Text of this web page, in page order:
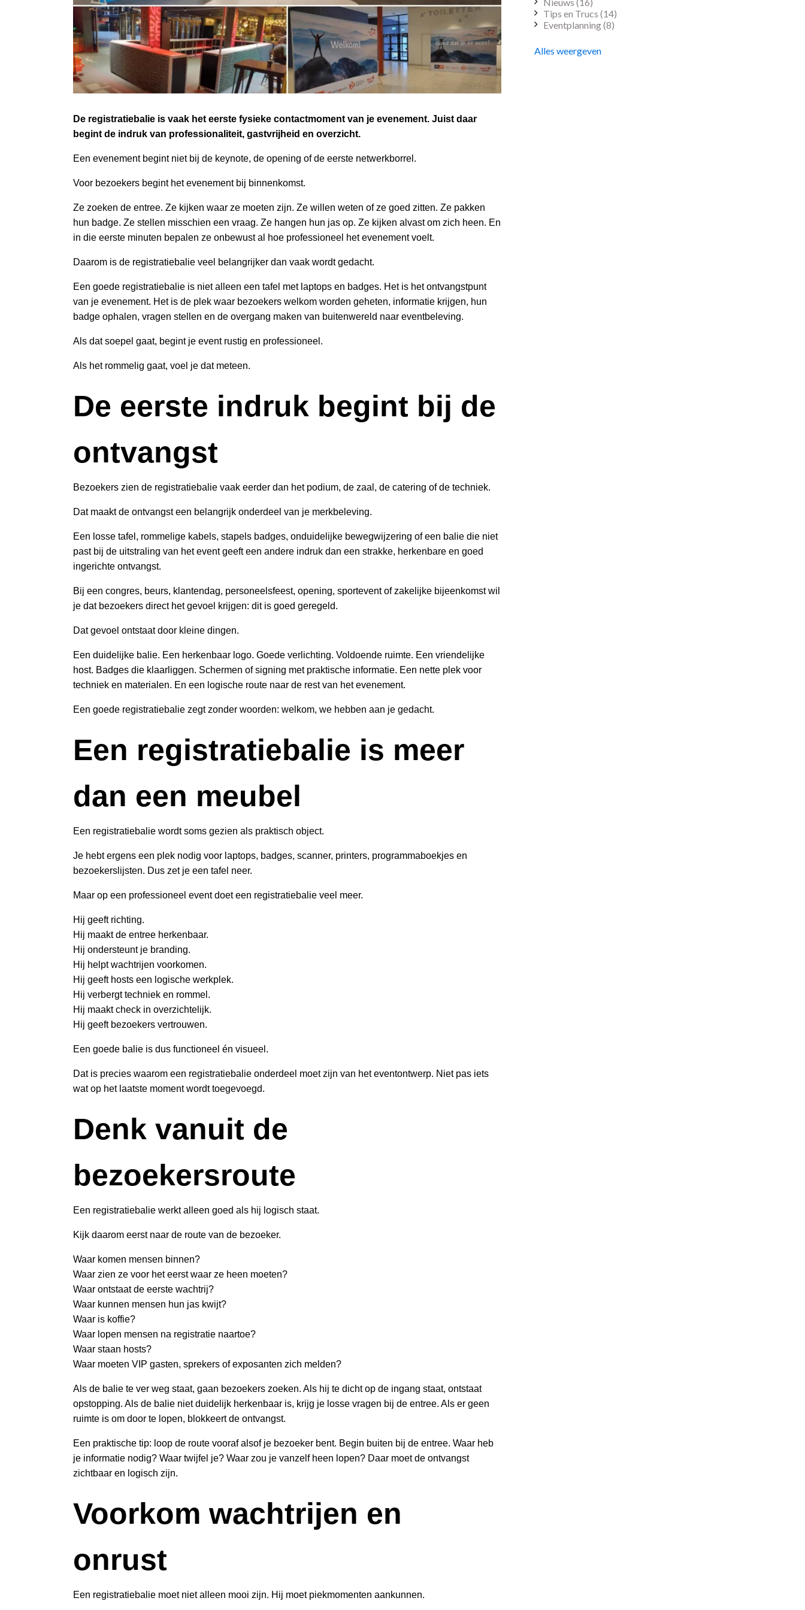
De registratiebalie is vaak het eerste fysieke contactmoment van je evenement. Juist daar
begint de indruk van professionaliteit, gastvrijheid en overzicht.
Een evenement begint niet bij de keynote, de opening of de eerste netwerkborrel.
Voor bezoekers begint het evenement bij binnenkomst.
Ze zoeken de entree. Ze kijken waar ze moeten zijn. Ze willen weten of ze goed zitten. Ze pakken
hun badge. Ze stellen misschien een vraag. Ze hangen hun jas op. Ze kijken alvast om zich heen. En
in die eerste minuten bepalen ze onbewust al hoe professioneel het evenement voelt.
Daarom is de registratiebalie veel belangrijker dan vaak wordt gedacht.
Een goede registratiebalie is niet alleen een tafel met laptops en badges. Het is het ontvangstpunt
van je evenement. Het is de plek waar bezoekers welkom worden geheten, informatie krijgen, hun
badge ophalen, vragen stellen en de overgang maken van buitenwereld naar eventbeleving.
Als dat soepel gaat, begint je event rustig en professioneel.
Als het rommelig gaat, voel je dat meteen.
De eerste indruk begint bij de
ontvangst
Bezoekers zien de registratiebalie vaak eerder dan het podium, de zaal, de catering of de techniek.
Dat maakt de ontvangst een belangrijk onderdeel van je merkbeleving.
Een losse tafel, rommelige kabels, stapels badges, onduidelijke bewegwijzering of een balie die niet
past bij de uitstraling van het event geeft een andere indruk dan een strakke, herkenbare en goed
ingerichte ontvangst.
Bij een congres, beurs, klantendag, personeelsfeest, opening, sportevent of zakelijke bijeenkomst wil
je dat bezoekers direct het gevoel krijgen: dit is goed geregeld.
Dat gevoel ontstaat door kleine dingen.
Een duidelijke balie. Een herkenbaar logo. Goede verlichting. Voldoende ruimte. Een vriendelijke
host. Badges die klaarliggen. Schermen of signing met praktische informatie. Een nette plek voor
techniek en materialen. En een logische route naar de rest van het evenement.
Een goede registratiebalie zegt zonder woorden: welkom, we hebben aan je gedacht.
Een registratiebalie is meer
dan een meubel
Een registratiebalie wordt soms gezien als praktisch object.
Je hebt ergens een plek nodig voor laptops, badges, scanner, printers, programmaboekjes en
bezoekerslijsten. Dus zet je een tafel neer.
Maar op een professioneel event doet een registratiebalie veel meer.
Hij geeft richting.
Hij maakt de entree herkenbaar.
Hij ondersteunt je branding.
Hij helpt wachtrijen voorkomen.
Hij geeft hosts een logische werkplek.
Hij verbergt techniek en rommel.
Hij maakt check in overzichtelijk.
Hij geeft bezoekers vertrouwen.
Een goede balie is dus functioneel én visueel.
Dat is precies waarom een registratiebalie onderdeel moet zijn van het eventontwerp. Niet pas iets
wat op het laatste moment wordt toegevoegd.
Denk vanuit de
bezoekersroute
Een registratiebalie werkt alleen goed als hij logisch staat.
Kijk daarom eerst naar de route van de bezoeker.
Waar komen mensen binnen?
Waar zien ze voor het eerst waar ze heen moeten?
Waar ontstaat de eerste wachtrij?
Waar kunnen mensen hun jas kwijt?
Waar is koffie?
Waar lopen mensen na registratie naartoe?
Waar staan hosts?
Waar moeten VIP gasten, sprekers of exposanten zich melden?
Als de balie te ver weg staat, gaan bezoekers zoeken. Als hij te dicht op de ingang staat, ontstaat
opstopping. Als de balie niet duidelijk herkenbaar is, krijg je losse vragen bij de entree. Als er geen
ruimte is om door te lopen, blokkeert de ontvangst.
Een praktische tip: loop de route vooraf alsof je bezoeker bent. Begin buiten bij de entree. Waar heb
je informatie nodig? Waar twijfel je? Waar zou je vanzelf heen lopen? Daar moet de ontvangst
zichtbaar en logisch zijn.
Voorkom wachtrijen en
onrust
Een registratiebalie moet niet alleen mooi zijn. Hij moet piekmomenten aankunnen.
Tips en Trucs (14)
Eventplanning(8)
Alles weergeven